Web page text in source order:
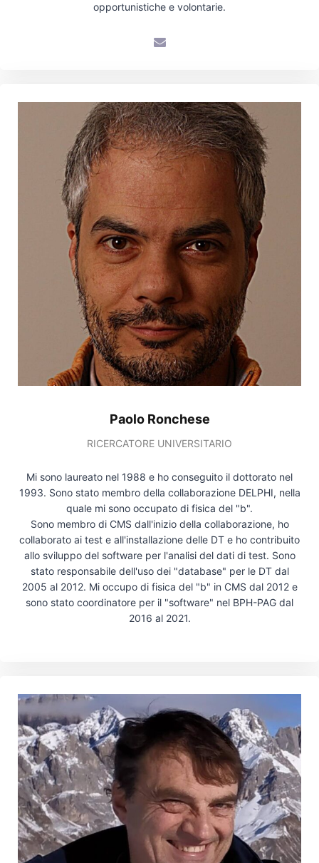
opportunistiche e volontarie.
Paolo Ronchese
RICERCATORE UNIVERSITARIO
Mi sono laureato nel 1988 e ho conseguito il dottorato nel
1993. Sono stato membro della collaborazione DELPHI, nella
quale mi sono occupato di fisica del "b".
Sono membro di CMS dall'inizio della collaborazione, ho
collaborato ai test e all'installazione delle DT e ho contribuito
allo sviluppo del software per l'analisi del dati di test. Sono
stato responsabile dell'uso dei "database" per le DT dal
2005 al 2012. Mi occupo di fisica del "b" in CMS dal 2012 e
sono stato coordinatore per il "software" nel BPH-PAG dal
2016 al 2021.